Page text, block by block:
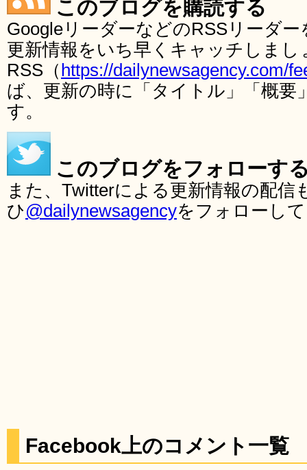
このブログを購読する
GoogleリーダーなどのRSSリーダ
更新情報をいち早くキャッチしま
RSS（ https://dailynewsagency.com/
ば、更新の時に「タイトル」「概要
す。
このブログをフォローす
また、Twitterによる更新情報の配
ひ@dailynewsagencyをフォローし
Facebook上のコメント一覧